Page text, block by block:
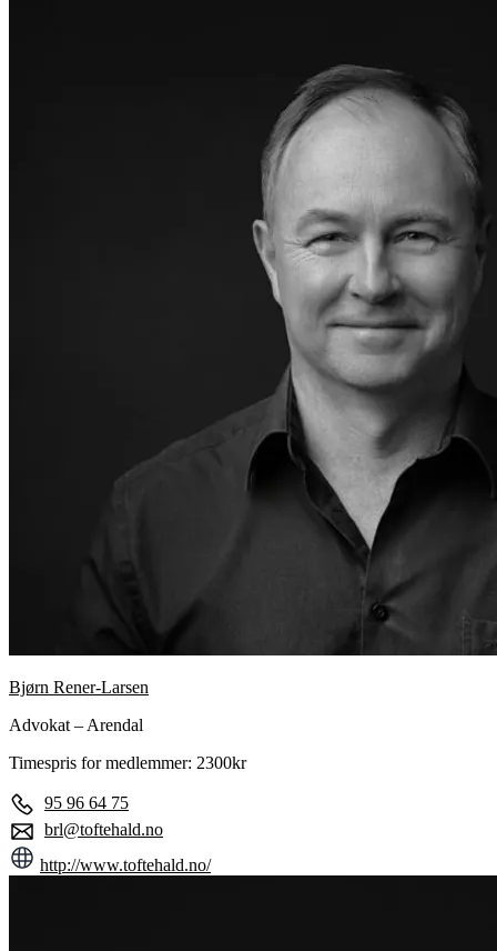
Bjørn Rener-Larsen
Advokat – Arendal
Timespris for medlemmer: 2300kr
95 96 64 75
brl@toftehald.no
http://www.toftehald.no/